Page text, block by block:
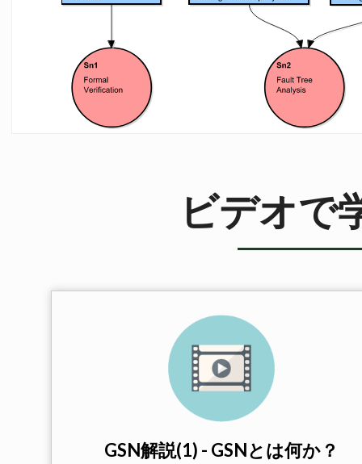
ビデオで
GSN解説(1) - GSNとは何か？